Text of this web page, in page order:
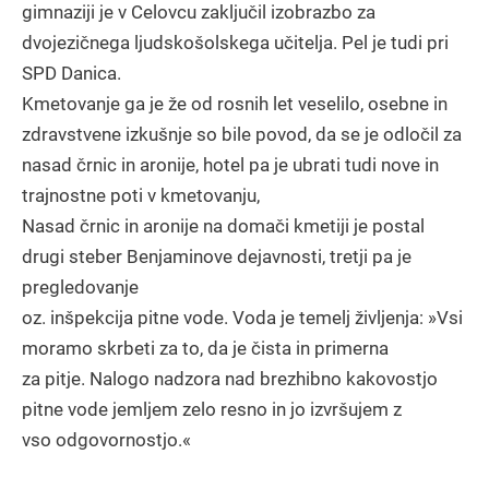
gimnaziji je v Celovcu zaključil izobrazbo za
dvojezičnega ljudskošolskega učitelja. Pel je tudi pri
SPD Danica.
Kmetovanje ga je že od rosnih let veselilo, osebne in
zdravstvene izkušnje so bile povod, da se je odločil za
nasad črnic in aronije, hotel pa je ubrati tudi nove in
trajnostne poti v kmetovanju,
Nasad črnic in aronije na domači kmetiji je postal
drugi steber Benjaminove dejavnosti, tretji pa je
pregledovanje
oz. inšpekcija pitne vode. Voda je temelj življenja: »Vsi
moramo skrbeti za to, da je čista in primerna
za pitje. Nalogo nadzora nad brezhibno kakovostjo
pitne vode jemljem zelo resno in jo izvršujem z
vso odgovornostjo.«